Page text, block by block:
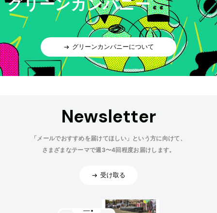
グリーンカンパニー
グリーンカンパニーについて
Newsletter
「メールでおすすめを届けてほしい」という方に向けて、
さまざまなテーマで週3〜4回程度お届けします。
受け取る